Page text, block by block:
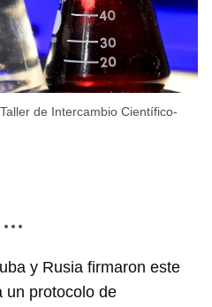
de Intercambio Científico-
y Rusia firmaron este
un protocolo de